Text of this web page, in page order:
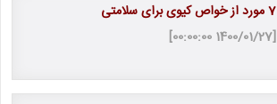
7 مورد از خواص کیوی برای سلامتی
[1400/01/27 00:00:00]